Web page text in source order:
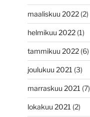
maaliskuu 2022(2)
helmikuu 2022(1)
tammikuu 2022(6)
joulukuu 2021 (3)
marraskuu 2021 (7)
lokakuu 2021 (2)